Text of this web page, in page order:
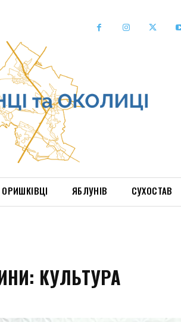
ОРИШКІВЦІ ЯБЛУНІВ СУХОСТАВ
КУЛЬТУРА